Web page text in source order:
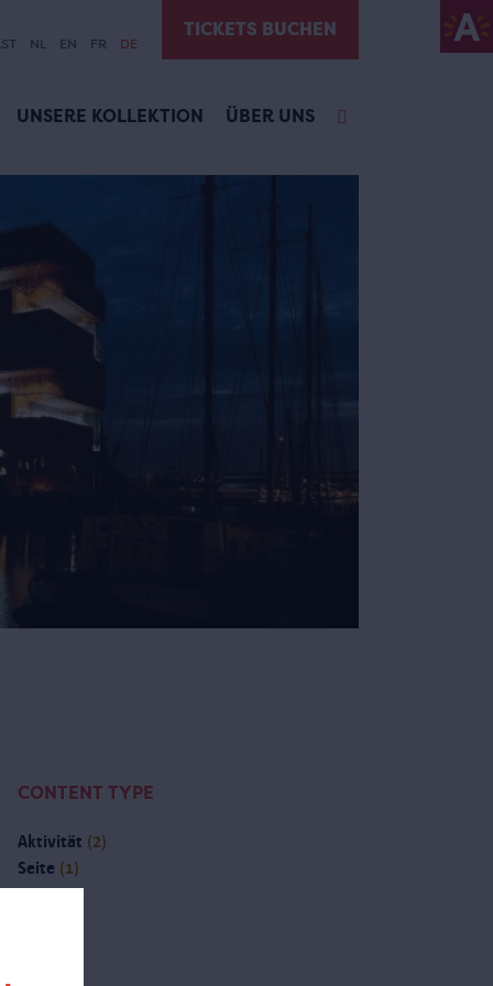
NL EN FR DE
TICKETS BUCHEN
UNSERE KOLLEKTION ÜBER UNS
CONTENT TYPE
Aktivität (2)
Seite (1)